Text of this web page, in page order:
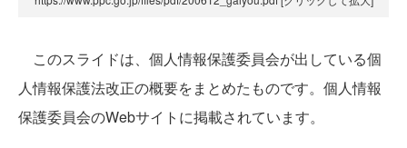
このスライドは、個人情報保護委員会が出している個
人情報保護法改正の概要をまとめたものです。個人情報
保護委員会のWebサイトに掲載されています。